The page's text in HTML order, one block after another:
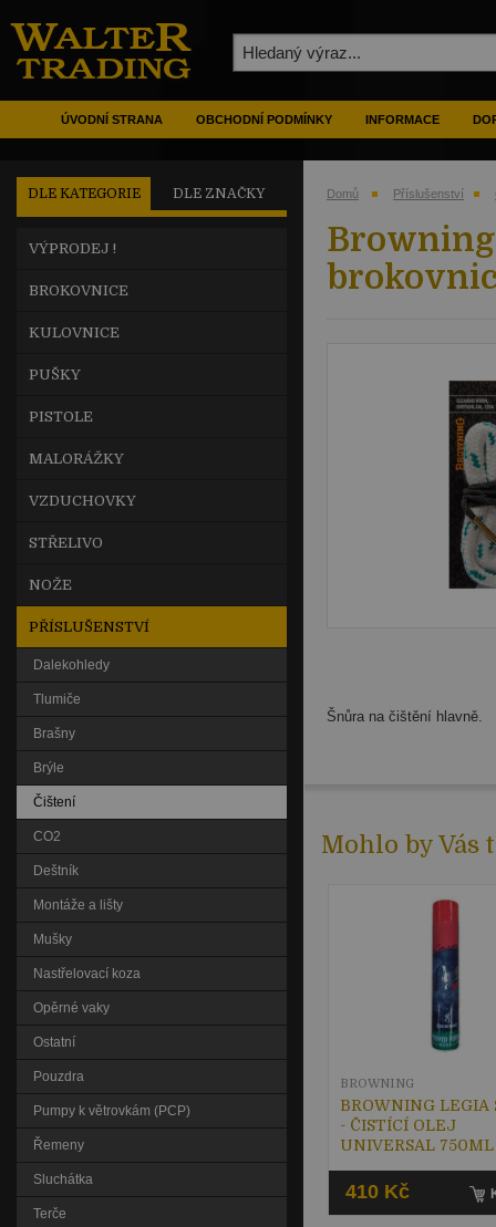
ÚVODNÍ STRANA OBCHODNÍ PODMÍNKY INFORMACE
Domů Příslušenství
Šnůra na čištění hlavně.
Mohlo by Vás
BROWNING LEGIA
- ČISTÍCÍ OLEJ
UNIVERSAL 750ML
BROWNING
410 Kč
DLE KATEGORIE DLE ZNAČKY
VÝPRODEJ !
BROKOVNICE
KULOVNICE
PUŠKY
PISTOLE
MALORÁŽKY
VZDUCHOVKY
STŘELIVO
NOŽE
PŘÍSLUŠENSTVÍ
Dalekohledy
Tlumiče
Brašny
Brýle
Čištení
CO2
Deštník
Montáže a lišty
Mušky
Nastřelovací koza
Opěrné vaky
Ostatní
Pouzdra
Pumpy k větrovkám (PCP)
Řemeny
Sluchátka
Terče